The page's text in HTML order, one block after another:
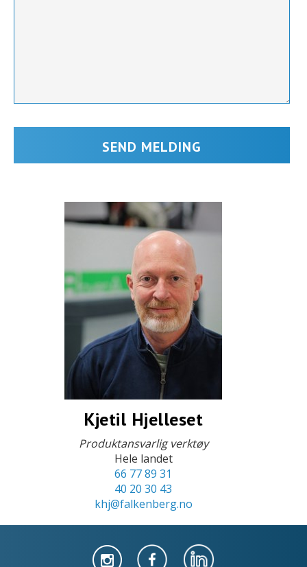
Kjetil Hjelleset
Produktansvarlig verktøy
Hele landet
66 77 89 31
40 20 30 43
khj@falkenberg.no